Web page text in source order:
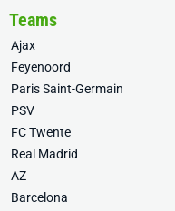
Teams
Ajax
Feyenoord
Paris Saint-Germain
PSV
FC Twente
Real Madrid
AZ
Barcelona